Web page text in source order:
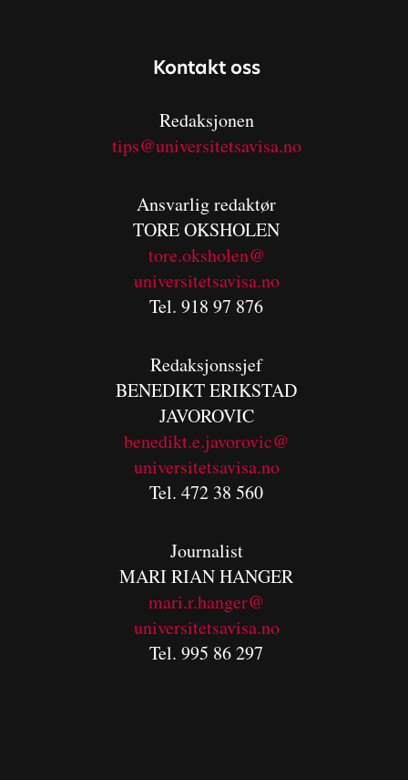
Kontakt oss
Redaksjonen
tips@universitetsavisa.no
Ansvarlig redaktør
TORE OKSHOLEN
tore.oksholen@
universitetsavisa.no
Tel. 918 97 876
Redaksjonssjef
BENEDIKTERIKSTAD
JAVOROVIC
benedikt.e.javorovic@
universitetsavisa.no
Tel. 472 38 560
Journalist
MARI RIAN HANGER
mari.r.hanger@
universitetsavisa.no
Tel. 995 86 297